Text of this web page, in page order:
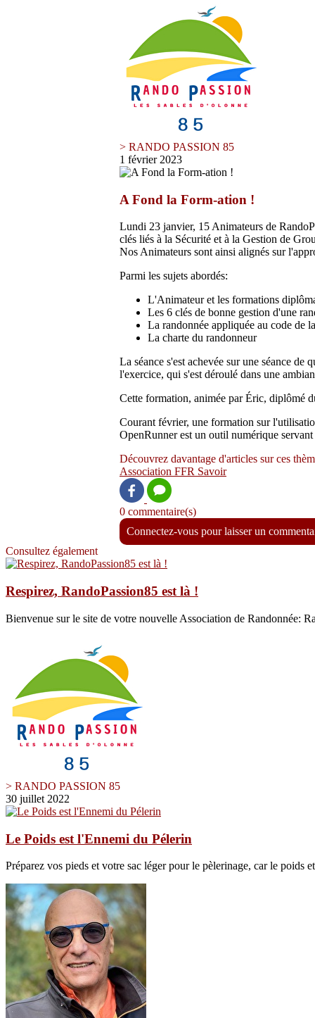
> RANDO PASSION 85
1 février 2023
A Fond la Form-ation !
Lundi 23 janvier, 15 Animateurs de
clés liés à la Sécurité et à la Gestion de
Nos Animateurs sont ainsi alignés sur
Parmi les sujets abordés:
L'Animateur et les formations
Les 6 clés de bonne gestion d'une
La randonnée appliquée au code de
La charte du randonneur
La séance s'est achevée sur une séance
l'exercice, qui s'est déroulé dans une
Cette formation, animée par Éric, diplômé
Courant février, une formation sur
OpenRunner est un outil numérique
Découvrez davantage d'articles sur ces
Association FFR Savoir
0 commentaire(s)
Connectez-vous pour laisser un
Consultez également
Respirez, RandoPassion85 est là !
Bienvenue sur le site de votre nouvelle Association de Randonnée:
> RANDO PASSION 85
30 juillet 2022
Le Poids est l'Ennemi du Pélerin
Préparez vos pieds et votre sac léger pour le pèlerinage, car le poids